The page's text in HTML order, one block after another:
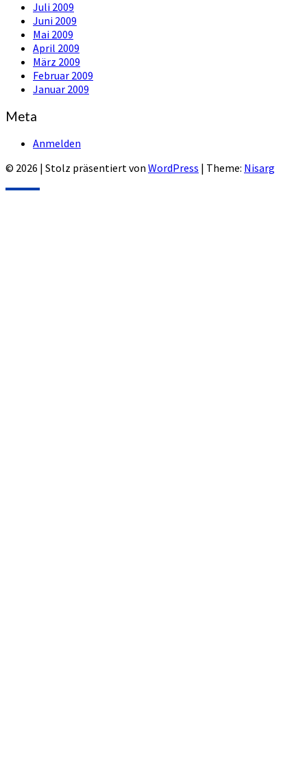
Juli 2009
Juni 2009
Mai 2009
April 2009
März 2009
Februar 2009
Januar 2009
Meta
Anmelden
© 2026 | Stolz präsentiert von WordPress | Theme: Nisarg